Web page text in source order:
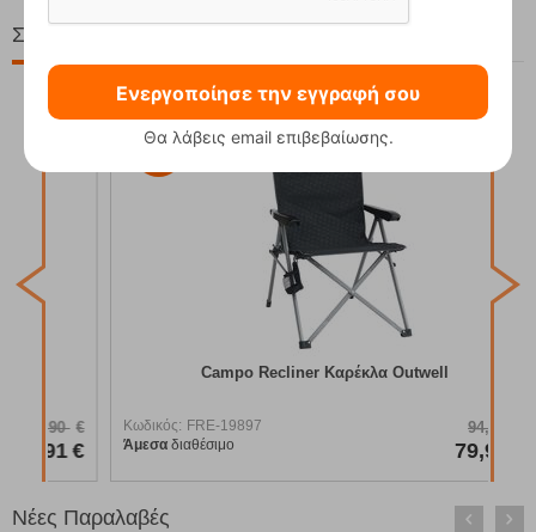
Σχετικά Προϊόντα
Campo Recliner Καρέκλα Outwell
Κωδικός:
FRE-19897
Άμεσα
διαθέσιμο
€
€
Νέες Παραλαβές
Ενεργοποίησε την εγγραφή σου
Θα λάβεις email επιβεβαίωσης.